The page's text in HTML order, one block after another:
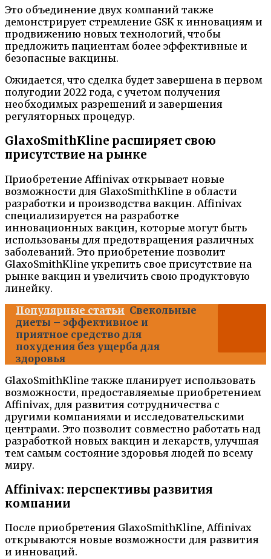
Это объединение двух компаний также
демонстрирует стремление GSK к инновациям и
продвижению новых технологий, чтобы
предложить пациентам более эффективные и
безопасные вакцины.
Ожидается, что сделка будет завершена в первом
полугодии 2022 года, с учетом получения
необходимых разрешений и завершения
регуляторных процедур.
GlaxoSmithKline расширяет свою
присутствие на рынке
Приобретение Affinivax открывает новые
возможности для GlaxoSmithKline в области
разработки и производства вакцин. Affinivax
специализируется на разработке
инновационных вакцин, которые могут быть
использованы для предотвращения различных
заболеваний. Это приобретение позволит
GlaxoSmithKline укрепить свое присутствие на
рынке вакцин и увеличить свою продуктовую
линейку.
Популярные статьи Свекольные
диеты – эффективное и
приятное средство для
похудения без ущерба для
здоровья
GlaxoSmithKline также планирует использовать
возможности, предоставляемые приобретением
Affinivax, для развития сотрудничества с
другими компаниями и исследовательскими
центрами. Это позволит совместно работать над
разработкой новых вакцин и лекарств, улучшая
тем самым состояние здоровья людей по всему
миру.
Affinivax: перспективы развития
компании
После приобретения GlaxoSmithKline, Affinivax
открываются новые возможности для развития
и инноваций.